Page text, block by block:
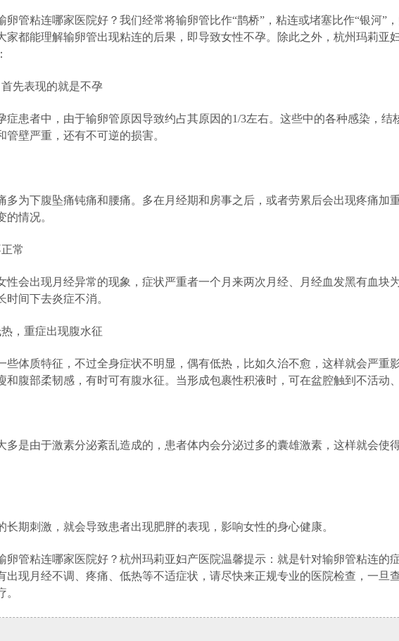
粘连哪家医院好？我们经常将输卵管比作“鹊桥”，粘连或堵塞比作“银河”
家都能理解输卵管出现粘连的后果，即导致女性不孕。除此之外，杭州玛莉亚
表现的就是不孕
者中，由于输卵管原因导致约占其原因的1/3左右。这些中的各种感染，结
管壁严重，还有不可逆的损害。
下腹坠痛钝痛和腰痛。多在月经期和房事之后，或者劳累后会出现疼痛加
的情况。
常
会出现月经异常的现象，症状严重者一个月来两次月经、月经血发黑有血块
时间下去炎症不消。
重症出现腹水征
体质特征，不过全身症状不明显，偶有低热，比如久治不愈，这样就会严重
和腹部柔韧感，有时可有腹水征。当形成包裹性积液时，可在盆腔触到不活动
是由于激素分泌紊乱造成的，患者体内会分泌过多的囊雄激素，这样就会使
期刺激，就会导致患者出现肥胖的表现，影响女性的身心健康。
管粘连哪家医院好？杭州玛莉亚妇产医院温馨提示：就是针对输卵管粘连的
出现月经不调、疼痛、低热等不适症状，请尽快来正规专业的医院检查，一旦